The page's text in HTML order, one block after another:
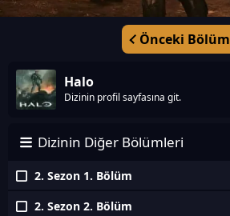
Önceki Bölüm
Halo
Dizinin profil sayfasına git.
Dizinin Diğer Bölümleri
2. Sezon 1. Bölüm
2. Sezon 2. Bölüm